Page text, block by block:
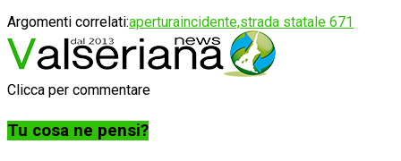
Argomenti correlati:aperturaincidente,strada statale 671
Clicca per commentare
Tu cosa ne pensi?